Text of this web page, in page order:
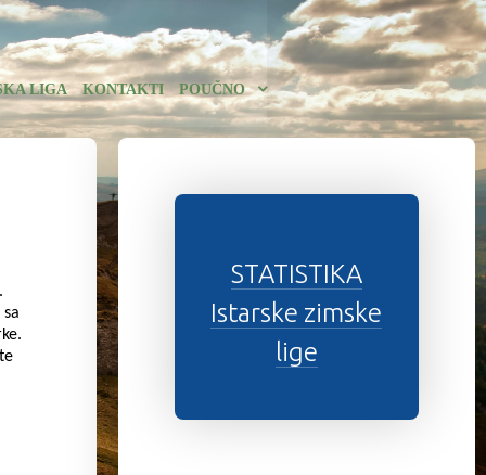
LIGA KONTAKTI POUČNO
STATISTIKA
Istarske zimske
lige